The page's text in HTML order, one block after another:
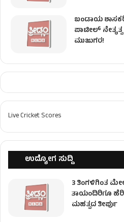
ಬಂಡಾಯ
ಪಾಟೀಲ್
ಮುಜುಗರ!
Live Cricket Scores
ಉದ್ಯೋಗ ಸುದ್ದಿ
3 ತಿಂಗಳಿಗಿಂತ
ತಾಯಂದಿರಿಗೂ
ಮಹತ್ವದ ತೀರ್ಪು